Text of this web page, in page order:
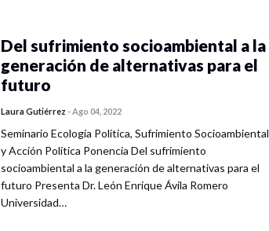
Del sufrimiento socioambiental a la
generación de alternativas para el
futuro
Laura Gutiérrez -Ago 04, 2022
Seminario Ecología Política, Sufrimiento Socioambiental
y Acción Política Ponencia Del sufrimiento
socioambiental a la generación de alternativas para el
futuro Presenta Dr. León Enrique Ávila Romero
Universidad…